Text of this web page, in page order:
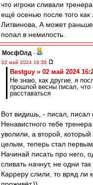
что игроки сливали
ещё осенью после того как
Литвинова, А может раньше
попал в немилость.
МосфОлд -
02 май 2024 16:38
Bestguy » 02 май 2024
Не знаю, как другие, я
прошлой весны писал,
расставаться
Вот видишь, - писал, писал
Ненавистного тебе
уволили, а второй,
целым, теперь стал
Начинай писать про него,
сливать начнут, не одни
Карреру слили, то вряд ли